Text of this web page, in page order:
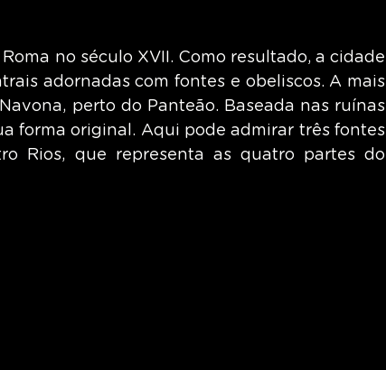
no século XVII. Como resultado, a cidade
adornadas com fontes e obeliscos. A mais
perto do Panteão. Baseada nas ruínas
forma original. Aqui pode admirar três fontes
Rios, que representa as quatro partes do